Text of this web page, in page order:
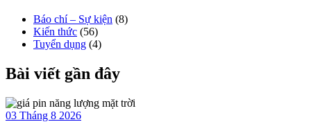
Báo chí – Sự kiện (8)
Kiến thức (56)
Tuyển dụng (4)
Bài viết gần đây
03 Tháng 8 2026